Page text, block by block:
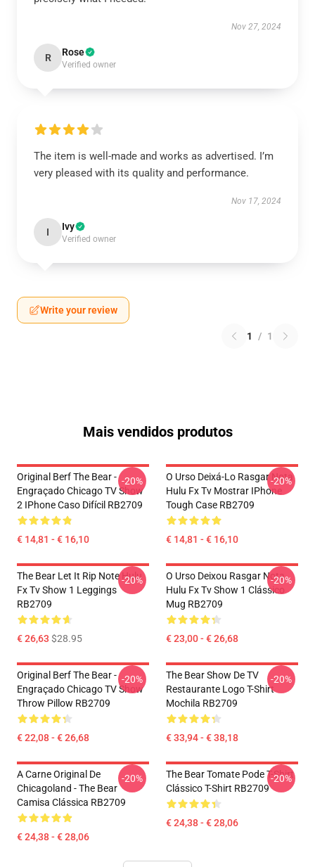
Nov 27, 2024
R Rose
Verified owner
The item is well-made and works as advertised. I’m
very pleased with its quality and performance.
Nov 17, 2024
I Ivy
Verified owner
Write your review
1 / 1
Mais vendidos produtos
Original Berf The Bear -
Engraçado Chicago TV Show
2 IPhone Caso Difícil RB2709
€ 14,81 - € 16,10
-20%
O Urso Deixá-Lo Rasgar Nota
Hulu Fx Tv Mostrar IPhone
Tough Case RB2709
€ 14,81 - € 16,10
-20%
The Bear Let It Rip Note Hulu
Fx Tv Show 1 Leggings
RB2709
€ 26,63 $28.95
-20%
O Urso Deixou Rasgar Nota
Hulu Fx Tv Show 1 Clássico
Mug RB2709
€ 23,00 - € 26,68
-20%
Original Berf The Bear -
Engraçado Chicago TV Show
Throw Pillow RB2709
€ 22,08 - € 26,68
-20%
The Bear Show De TV
Restaurante Logo T-Shirt
Mochila RB2709
€ 33,94 - € 38,18
-20%
A Carne Original De
Chicagoland - The Bear
Camisa Clássica RB2709
€ 24,38 - € 28,06
-20%
The Bear Tomate Pode T-Shirt
Clássico T-Shirt RB2709
€ 24,38 - € 28,06
-20%